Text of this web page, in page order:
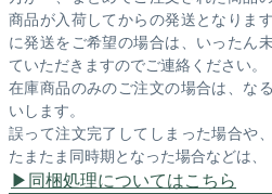
商品が入荷してからの発送となりま
に発送をご希望の場合は、いったん
ていただきますのでご連絡ください。
在庫商品のみのご注文の場合は、な
いします。
誤って注文完了してしまった場合や
たまたま同時期となった場合などは、
同梱処理についてはこちら